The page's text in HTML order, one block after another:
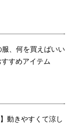
服、何を買えばいい
すめアイテム
動きやすくて涼し